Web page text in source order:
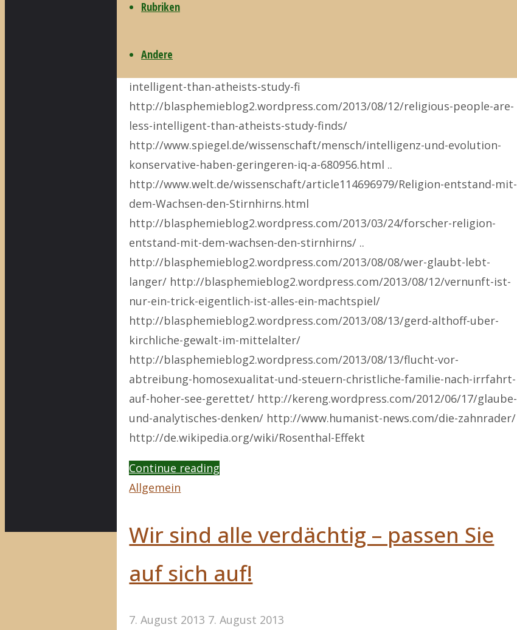
Rubriken
Andere
weniger-intelligent-als-atheisten/
intelligent-than-atheists-study-fi
http://blasphemieblog2.wordpress.com/2013/08/12/religious-people-are-
less-intelligent-than-atheists-study-finds/
http://www.spiegel.de/wissenschaft/mensch/intelligenz-und-evolution-
konservative-haben-geringeren-iq-a-680956.html ..
http://www.welt.de/wissenschaft/article114696979/Religion-entstand-mit-
dem-Wachsen-den-Stirnhirns.html
http://blasphemieblog2.wordpress.com/2013/03/24/forscher-religion-
entstand-mit-dem-wachsen-den-stirnhirns/ ..
http://blasphemieblog2.wordpress.com/2013/08/08/wer-glaubt-lebt-
langer/ http://blasphemieblog2.wordpress.com/2013/08/12/vernunft-ist-
nur-ein-trick-eigentlich-ist-alles-ein-machtspiel/
http://blasphemieblog2.wordpress.com/2013/08/13/gerd-althoff-uber-
kirchliche-gewalt-im-mittelalter/
http://blasphemieblog2.wordpress.com/2013/08/13/flucht-vor-
abtreibung-homosexualitat-und-steuern-christliche-familie-nach-irrfahrt-
auf-hoher-see-gerettet/ http://kereng.wordpress.com/2012/06/17/glaube-
und-analytisches-denken/ http://www.humanist-news.com/die-zahnrader/
http://de.wikipedia.org/wiki/Rosenthal-Effekt
Continue reading
Allgemein
Wir sind alle verdächtig – passen Sie
auf sich auf!
7. August 2013 7. August 2013